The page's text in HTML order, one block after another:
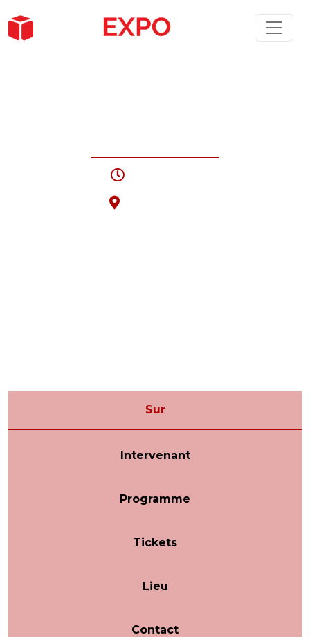
Sur
Intervenant
Programme
Tickets
Lieu
Contact